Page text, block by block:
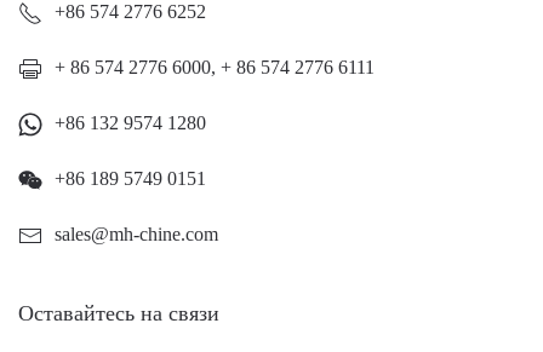
+86 574 2776 6252
+ 86 574 2776 6000, + 86 574 2776 6111
+86 132 9574 1280
+86 189 5749 0151
sales@mh-chine.com
Оставайтесь на связи